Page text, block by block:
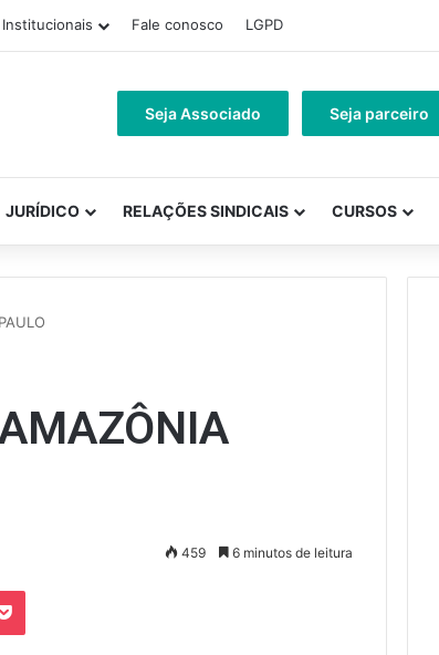
Fale conosco LGPD
Seja Associado Seja parceiro
JURÍDICO RELAÇÕES SINDICAIS CURSOS
459 6 minutos de leitura
Pocket